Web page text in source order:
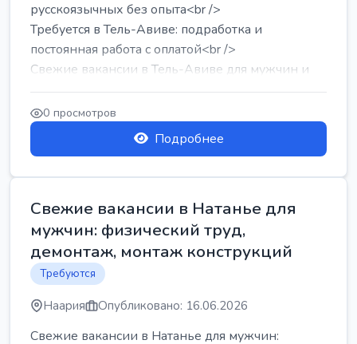
русскоязычных без опыта<br />
Требуется в Тель-Авиве: подработка и
постоянная работа с оплатой<br />
Свежие вакансии в Тель-Авиве для мужчин и
женщин от хозя...
0 просмотров
Подробнее
Свежие вакансии в Натанье для
мужчин: физический труд,
демонтаж, монтаж конструкций
Требуются
Наария Опубликовано: 16.06.2026
Свежие вакансии в Натанье для мужчин: